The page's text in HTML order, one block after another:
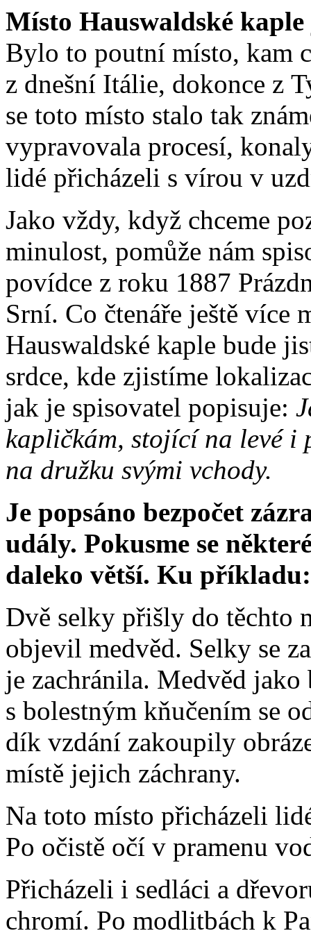
Místo Hauswaldské
Bylo to poutní místo, kam
z dnešní Itálie, dokonce z
se toto místo stalo tak
vypravovala procesí,
lidé přicházeli s vírou v
Jako vždy, když chceme
minulost, pomůže nám
povídce z roku 1887
Srní. Co čtenáře ještě více
Hauswaldské kaple bude
srdce, kde zjistíme
jak je spisovatel popisuje:
kapličkám, stojící na levé i
na družku svými vchody.
Je popsáno bezpočet
udály. Pokusme se
daleko větší. Ku příkladu:
Dvě selky přišly do těchto
objevil medvěd. Selky se
je zachránila. Medvěd jako
s bolestným kňučením se
dík vzdání zakoupily
místě jejich záchrany.
Na toto místo přicházeli
Po očistě očí v pramenu
Přicházeli i sedláci a
chromí. Po modlitbách k